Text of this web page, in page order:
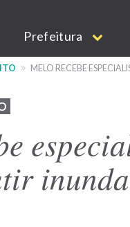
Prefeitura
MELO RECEBE